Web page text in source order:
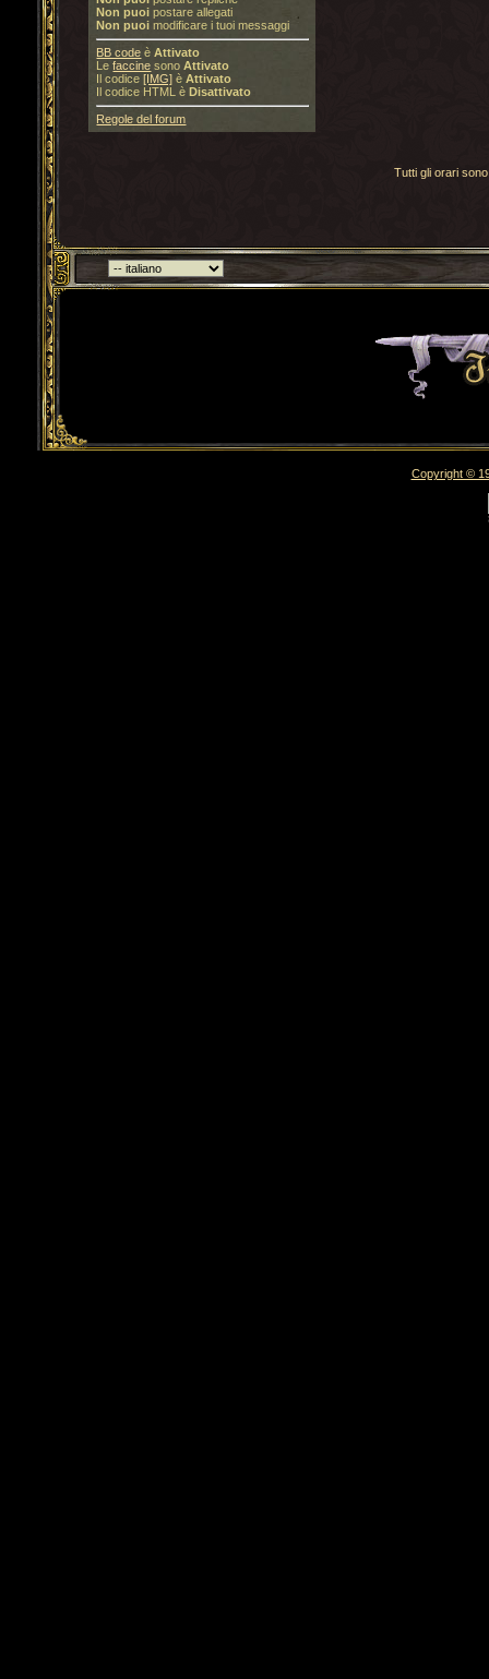
Non puoi postare allegati
Non puoi modificare i tuoi messaggi
BB code èAttivato
Lefaccine sonoAttivato
Il codice[IMG] èAttivato
Il codice HTML èDisattivato
Regole del forum
Tutti gli orari
Torna indietro
Copyright ©